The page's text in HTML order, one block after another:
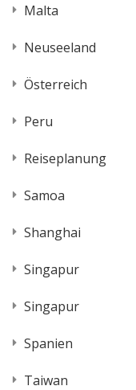
Malta
Neuseeland
Österreich
Peru
Reiseplanung
Samoa
Shanghai
Singapur
Singapur
Spanien
Taiwan